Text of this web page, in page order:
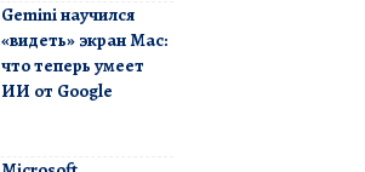
Gemini научился
«видеть» экран Mac:
что теперь умеет
ИИ от Google